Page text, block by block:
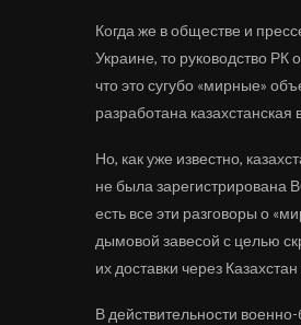
Когда же в обществе и
Украине, то руководство РК
что это сугубо «мирные»
разработана
Но, как уже известно,
не была зарегистрирована
есть все эти разговоры о
дымовой завесой с целью
их доставки через
В действительности